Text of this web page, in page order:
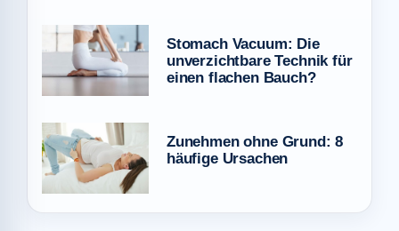
Stomach Vacuum: Die
unverzichtbare Technik für
einen flachen Bauch?
Zunehmen ohne Grund: 8
häufige Ursachen